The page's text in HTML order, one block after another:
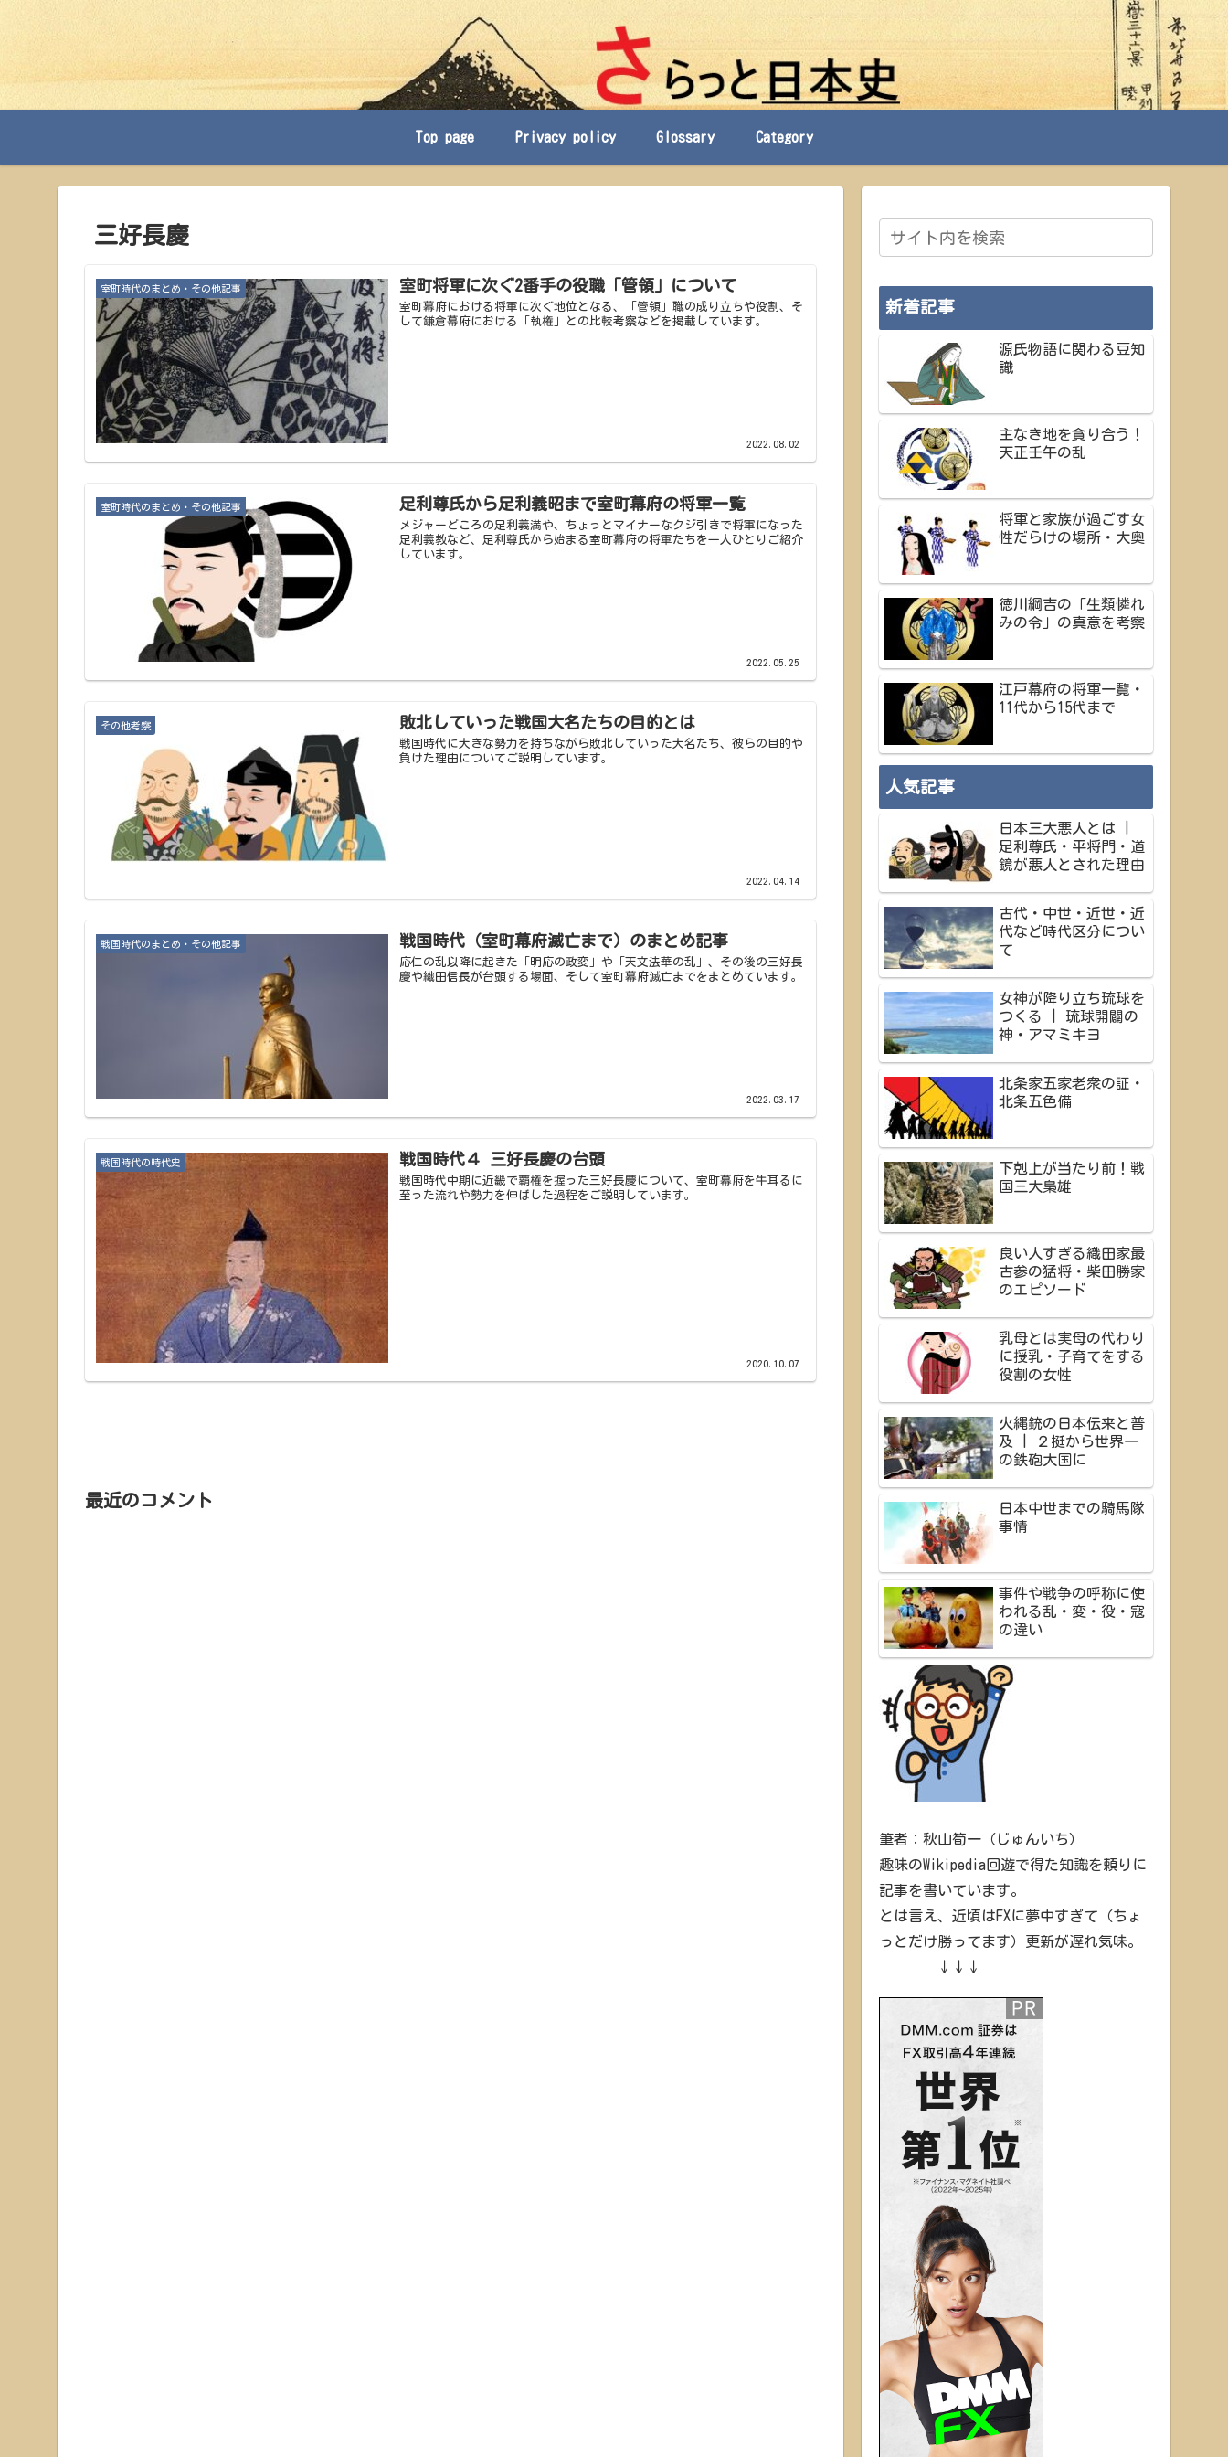
Top page Privacy policy Glossary Category
三好長慶
室町時代のまとめ・その他記事 室町将軍に次ぐ2番手の役職「管領」について
室町幕府における将軍に次ぐ地位となる、「管領」職の成り立ちや役割、そ
して鎌倉幕府における「執権」との比較考察などを掲載しています。
2022.08.02
室町時代のまとめ・その他記事 足利尊氏から足利義昭まで室町幕府の将軍一覧
メジャーどころの足利義満や、ちょっとマイナーなクジ引きで将軍になった
足利義教など、足利尊氏から始まる室町幕府の将軍たちを一人ひとりご紹介
しています。
2022.05.25
その他考察 敗北していった戦国大名たちの目的とは
戦国時代に大きな勢力を持ちながら敗北していった大名たち、彼らの目的や
負けた理由についてご説明しています。
2022.04.14
戦国時代のまとめ・その他記事 戦国時代（室町幕府滅亡まで）のまとめ記事
応仁の乱以降に起きた「明応の政変」や「天文法華の乱」、その後の三好長
慶や織田信長が台頭する場面、そして室町幕府滅亡までをまとめています。
2022.03.17
戦国時代の時代史 戦国時代４ 三好長慶の台頭
戦国時代中期に近畿で覇権を握った三好長慶について、室町幕府を牛耳るに
至った流れや勢力を伸ばした過程をご説明しています。
2020.10.07
最近のコメント
新着記事
源氏物語に関わる豆知
識
主なき地を貪り合う！
天正壬午の乱
将軍と家族が過ごす女
性だらけの場所・大奥
徳川綱吉の「生類憐れ
みの令」の真意を考察
江戸幕府の将軍一覧・
11代から15代まで
人気記事
日本三大悪人とは |
足利尊氏・平将門・道
鏡が悪人とされた理由
古代・中世・近世・近
代など時代区分につい
て
女神が降り立ち琉球を
つくる | 琉球開闢の
神・アマミキヨ
北条家五家老衆の証・
北条五色備
下剋上が当たり前！戦
国三大梟雄
良い人すぎる織田家最
古参の猛将・柴田勝家
のエピソード
乳母とは実母の代わり
に授乳・子育てをする
役割の女性
火縄銃の日本伝来と普
及 | ２挺から世界一
の鉄砲大国に
日本中世までの騎馬隊
事情
事件や戦争の呼称に使
われる乱・変・役・寇
の違い
筆者：秋山筍一（じゅんいち）
趣味のWikipedia回遊で得た知識を頼りに
記事を書いています。
とは言え、近頃はFXに夢中すぎて（ちょ
っとだけ勝ってます）更新が遅れ気味。
↓↓↓